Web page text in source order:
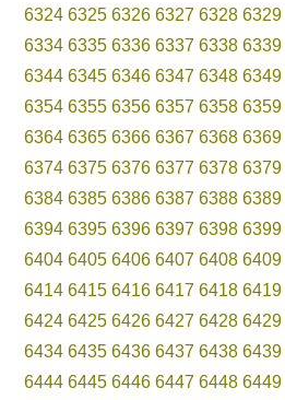
6324 6325 6326 6327 6328 6329
6334 6335 6336 6337 6338 6339
6344 6345 6346 6347 6348 6349
6354 6355 6356 6357 6358 6359
6364 6365 6366 6367 6368 6369
6374 6375 6376 6377 6378 6379
6384 6385 6386 6387 6388 6389
6394 6395 6396 6397 6398 6399
6404 6405 6406 6407 6408 6409
6414 6415 6416 6417 6418 6419
6424 6425 6426 6427 6428 6429
6434 6435 6436 6437 6438 6439
6444 6445 6446 6447 6448 6449